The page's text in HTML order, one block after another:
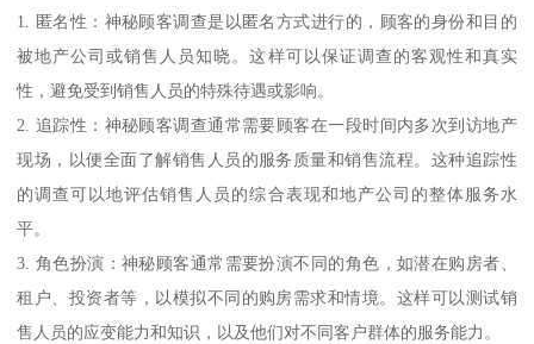
1. 匿名性：神秘顾客调查是以匿名方式进行的，顾客的身份和目的
被地产公司或销售人员知晓。这样可以保证调查的客观性和真实
性，避免受到销售人员的特殊待遇或影响。
2. 追踪性：神秘顾客调查通常需要顾客在一段时间内多次到访地产
现场，以便全面了解销售人员的服务质量和销售流程。这种追踪性
的调查可以地评估销售人员的综合表现和地产公司的整体服务水
平。
3. 角色扮演：神秘顾客通常需要扮演不同的角色，如潜在购房者、
租户、投资者等，以模拟不同的购房需求和情境。这样可以测试销
售人员的应变能力和知识，以及他们对不同客户群体的服务能力。